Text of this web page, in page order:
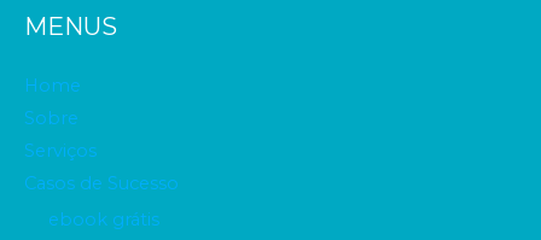
MENUS
Home
Sobre
Serviços
Casos de Sucesso
ebook grátis